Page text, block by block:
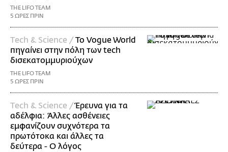
THE LIFO TEAM
5 ΩΡΕΣ ΠΡΙΝ
Τech & Science /Το Vogue World
πηγαίνει στην πόλη των tech
δισεκατομμυριούχων
THE LIFO TEAM
5 ΩΡΕΣ ΠΡΙΝ
Τech & Science /Έρευνα για τα
αδέλφια: Άλλες ασθένειες
εμφανίζουν συχνότερα τα
πρωτότοκα και άλλες τα
δεύτερα - Ο λόγος